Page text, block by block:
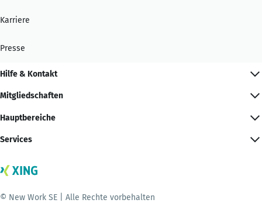
Karriere
Presse
Hilfe & Kontakt
Mitgliedschaften
Hauptbereiche
Services
© New Work SE | Alle Rechte vorbehalten